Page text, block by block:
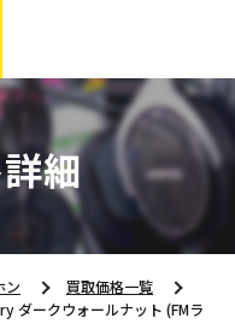
細
ン
買取価格一覧
ダークウォールナット (FMラ